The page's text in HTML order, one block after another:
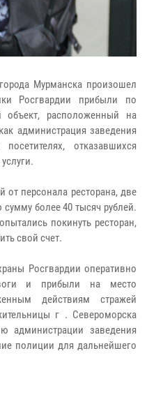
Мурманска произошел
Росгвардии прибыли по
объект, расположенный на
администрация заведения
отказавшихся
персонала ресторана, две
более 40 тысяч рублей.
покинуть ресторан,
свой счет.
Росгвардии оперативно
и прибыли на место
действиям стражей
г . Североморска
администрации заведения
полиции для дальнейшего